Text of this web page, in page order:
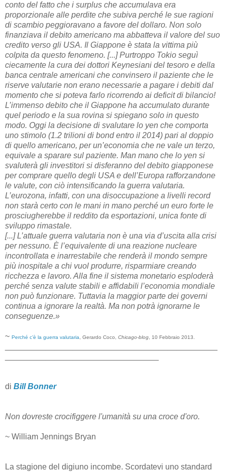
conto del fatto che i surplus che accumulava era
proporzionale alle perdite che subiva perché le sue ragioni
di scambio peggioravano a favore del dollaro. Non solo
finanziava il debito americano ma abbatteva il valore del suo
credito verso gli USA. Il Giappone è stata la vittima più
colpita da questo fenomeno. [...] Purtroppo Tokio seguì
ciecamente la cura dei dottori Keynesiani del tesoro e della
banca centrale americani che convinsero il paziente che le
riserve valutarie non erano necessarie a pagare i debiti dal
momento che si poteva farlo ricorrendo ai deficit di bilancio!
L’immenso debito che il Giappone ha accumulato durante
quel periodo e la sua rovina si spiegano solo in questo
modo. Oggi la decisione di svalutare lo yen che comporta
uno stimolo (1.2 trilioni di bond entro il 2014) pari al doppio
di quello americano, per un’economia che ne vale un terzo,
equivale a sparare sul paziente. Man mano che lo yen si
svaluterà gli investitori si disferanno del debito giapponese
per comprare quello degli USA e dell’Europa rafforzandone
le valute, con ciò intensificando la guerra valutaria.
L’eurozona, infatti, con una disoccupazione a livelli record
non starà certo con le mani in mano perché un euro forte le
prosciugherebbe il reddito da esportazioni, unica fonte di
sviluppo rimastale.
[...] L’attuale guerra valutaria non è una via d’uscita alla crisi
per nessuno. È l’equivalente di una reazione nucleare
incontrollata e inarrestabile che renderà il mondo sempre
più inospitale a chi vuol produrre, risparmiare creando
ricchezza e lavoro. Alla fine il sistema monetario esploderà
perché senza valute stabili e affidabili l’economia mondiale
non può funzionare. Tuttavia la maggior parte dei governi
continua a ignorare la realtà. Ma non potrà ignorarne le
conseguenze.»
~ Perché c’è la guerra valutaria , Gerardo Coco, Chicago-blog , 10 Febbraio 2013.
di Bill Bonner
Non dovreste crocifiggere l'umanità su una croce d'oro.
~ William Jennings Bryan
La stagione del digiuno incombe. Scordatevi uno standard